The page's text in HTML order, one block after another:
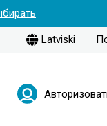
Latviski